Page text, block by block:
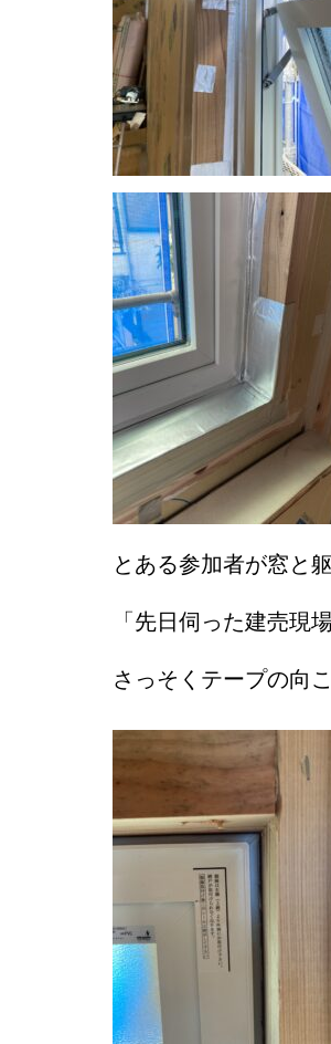
とある参加者が窓と
「先日伺った建売現
さっそくテープの向